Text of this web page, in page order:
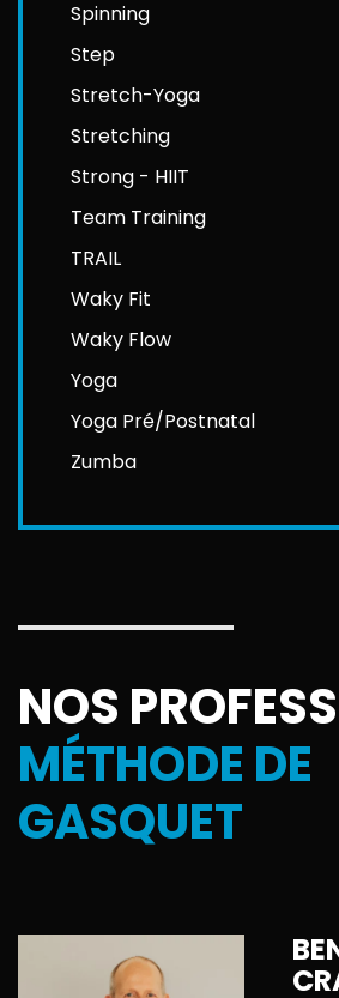
Spinning
Step
Stretch-Yoga
Stretching
Strong - HIIT
Team Training
TRAIL
Waky Fit
Waky Flow
Yoga
Yoga Pré/Postnatal
Zumba
NOS
MÉTHODE DE
GASQUET